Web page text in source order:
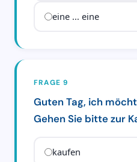
eine ... eine
FRAGE 9
Guten Tag, ich
Gehen Sie bitte zur
kaufen